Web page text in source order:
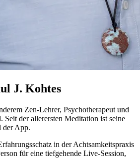
J. Kohtes
Zen-Lehrer, Psychotherapeut und
der allerersten Meditation ist seine
der App.
in der Achtsamkeitspraxis
für eine tiefgehende Live-Session,